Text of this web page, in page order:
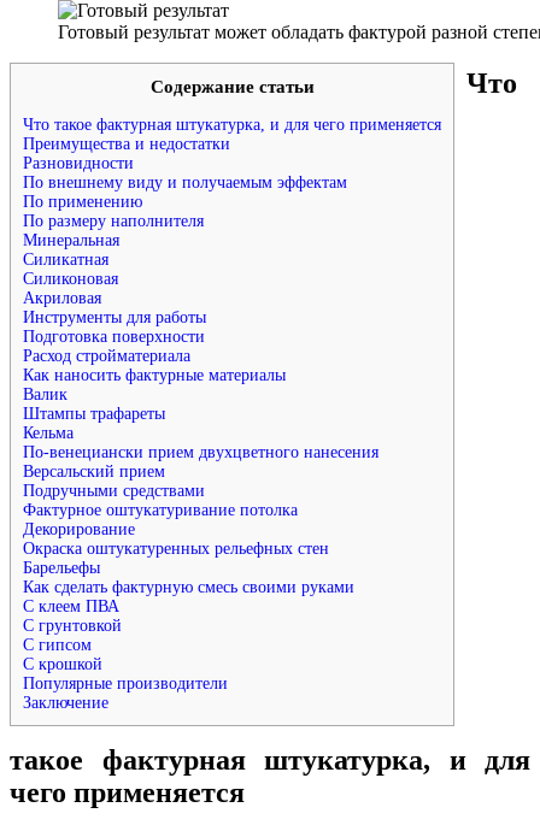
Готовый результат может обладать фактурой разной
Содержание статьи
Что такое фактурная штукатурка, и для чего применяется
Преимущества и недостатки
Разновидности
По внешнему виду и получаемым эффектам
По применению
По размеру наполнителя
Минеральная
Силикатная
Силиконовая
Акриловая
Инструменты для работы
Подготовка поверхности
Расход стройматериала
Как наносить фактурные материалы
Валик
Штампы трафареты
Кельма
По-венециански прием двухцветного нанесения
Версальский прием
Подручными средствами
Фактурное оштукатуривание потолка
Декорирование
Окраска оштукатуренных рельефных стен
Барельефы
Как сделать фактурную смесь своими руками
С клеем ПВА
С грунтовкой
С гипсом
С крошкой
Популярные производители
Заключение
Что
такое фактурная штукатурка, и для
чего применяется